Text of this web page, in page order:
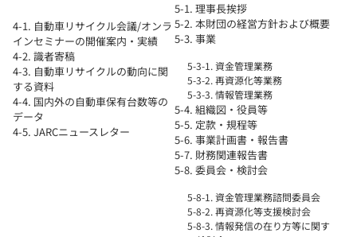
4-1. 自動車リサイクル会議/オンラ
インセミナーの開催案内・実績
4-2. 識者寄稿
4-3. 自動車リサイクルの動向に関
する資料
4-4. 国内外の自動車保有台数等の
データ
4-5. JARCニュースレター
5-1. 理事長挨拶
5-2. 本財団の経営方針および概要
5-3. 事業
5-3-1. 資金管理業務
5-3-2. 再資源化等業務
5-3-3. 情報管理業務
5-4. 組織図・役員等
5-5. 定款・規程等
5-6. 事業計画書・報告書
5-7. 財務関連報告書
5-8. 委員会・検討会
5-8-1. 資金管理業務諮問委員会
5-8-2. 再資源化等支援検討会
5-8-3. 情報発信の在り方等に関す